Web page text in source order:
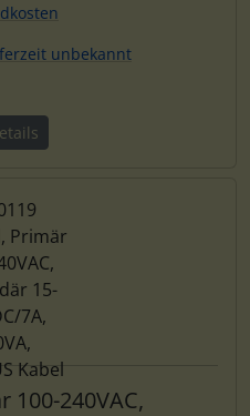
unbekannt
100-240VAC,